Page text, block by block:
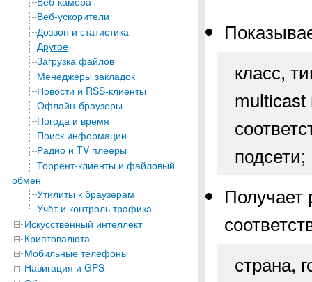
Веб-ускорители
Дозвон и статистика
Другое
Загрузка файлов
Менеджеры закладок
Новости и RSS-клиенты
Офлайн-браузеры
Погода и время
Поиск информации
Радио и TV плееры
Торрент-клиенты и файловый
обмен
Утилиты к браузерам
Учёт и контроль трафика
Искусственный интеллект
Криптовалюта
Мобильные телефоны
Навигация и GPS
класс,
multicast
подсети;
страна,